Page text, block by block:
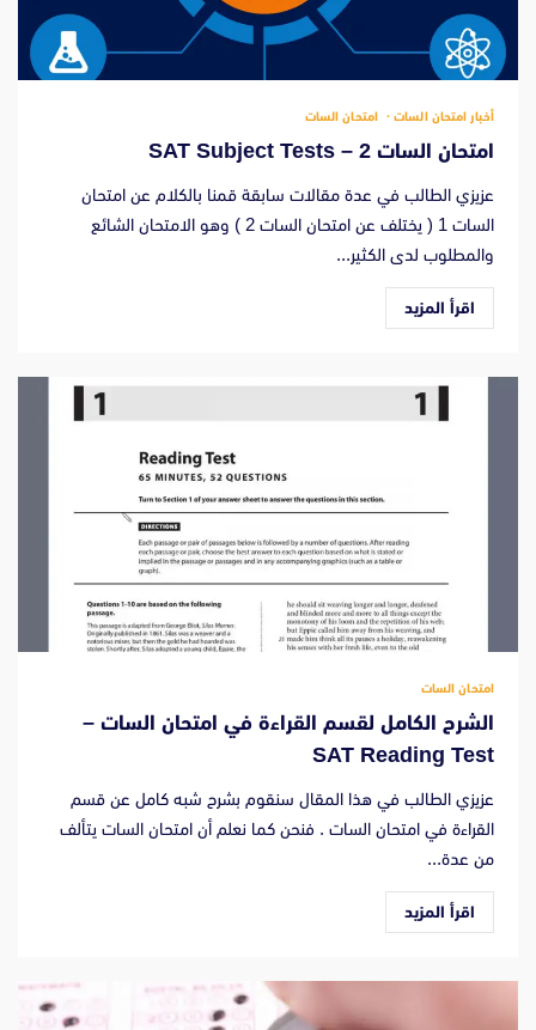
أخبار امتحان السات امتحان السات
امتحان السات 2 – SAT Subject Tests
عزيزي الطالب في عدة مقالات سابقة قمنا بالكلام عن امتحان
السات 1 ( يختلف عن امتحان السات 2 ) وهو الامتحان الشائع
والمطلوب لدى الكثير...
اقرأ المزيد
امتحان السات
الشرح الكامل لقسم القراءة في امتحان السات –
SAT Reading Test
عزيزي الطالب في هذا المقال سنقوم بشرح شبه كامل عن قسم
القراءة في امتحان السات . فنحن كما نعلم أن امتحان السات يتألف
من عدة...
اقرأ المزيد